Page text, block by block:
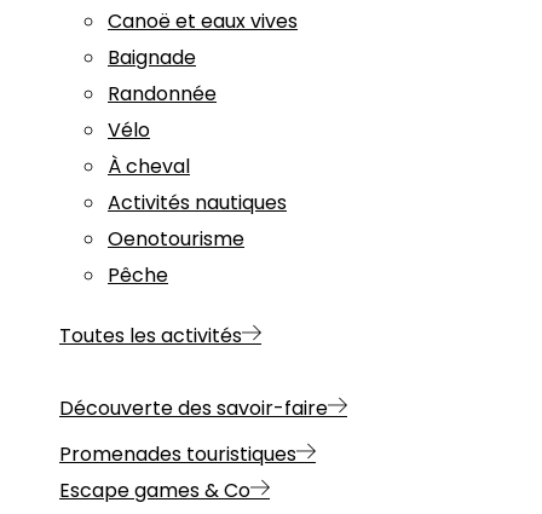
Canoë et eaux vives
Baignade
Randonnée
Vélo
À cheval
Activités nautiques
Oenotourisme
Pêche
Toutes les activités
Découverte des savoir-faire
Promenades touristiques
Escape games & Co